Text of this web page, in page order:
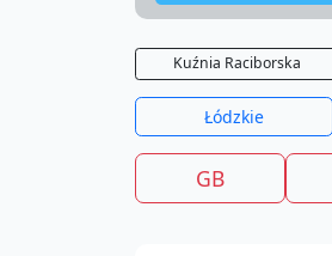
Kuźnia Raciborska
Łódzkie
GB